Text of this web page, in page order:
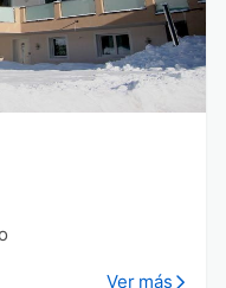
Ver más